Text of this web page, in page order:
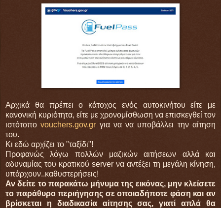
Αρχικά θα πρέπει ο κάτοχος ενός αυτοκινήτου είτε με
κανονική κυριότητα, είτε με χρονομίσθωση να επισκεγθεί τον
ιστότοποvouchers.gov.gr για να να υποβάλλει την αίτηση
του.
Κι εδώ αρχίζει το "ταξίδι"!
Προφανώς λόγω πολλών μαζικών αιτήσεων αλλά και
αδυναμίας του κρατικού server να αντέξει τη μεγάλη κίνηση,
υπάρχουν..καθυστερήσεις!
Αν δείτε το παρακάτω μήνυμα της εικόνας, μην κλείσετε
το παράθυρο περιήγησης σε οποιαδήποτε φάση και αν
βρίσκεται η διαδικασία αίτησης σας, γιατί απλά θα